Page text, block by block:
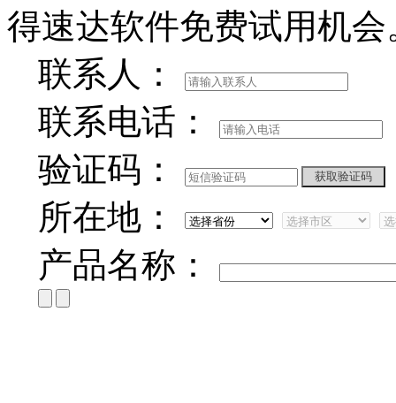
得速达软件免费试用机会
联系人：
联系电话：
验证码：
所在地：
产品名称：